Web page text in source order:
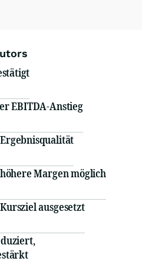
EBITDA-Anstieg
Margen möglich
ausgesetzt